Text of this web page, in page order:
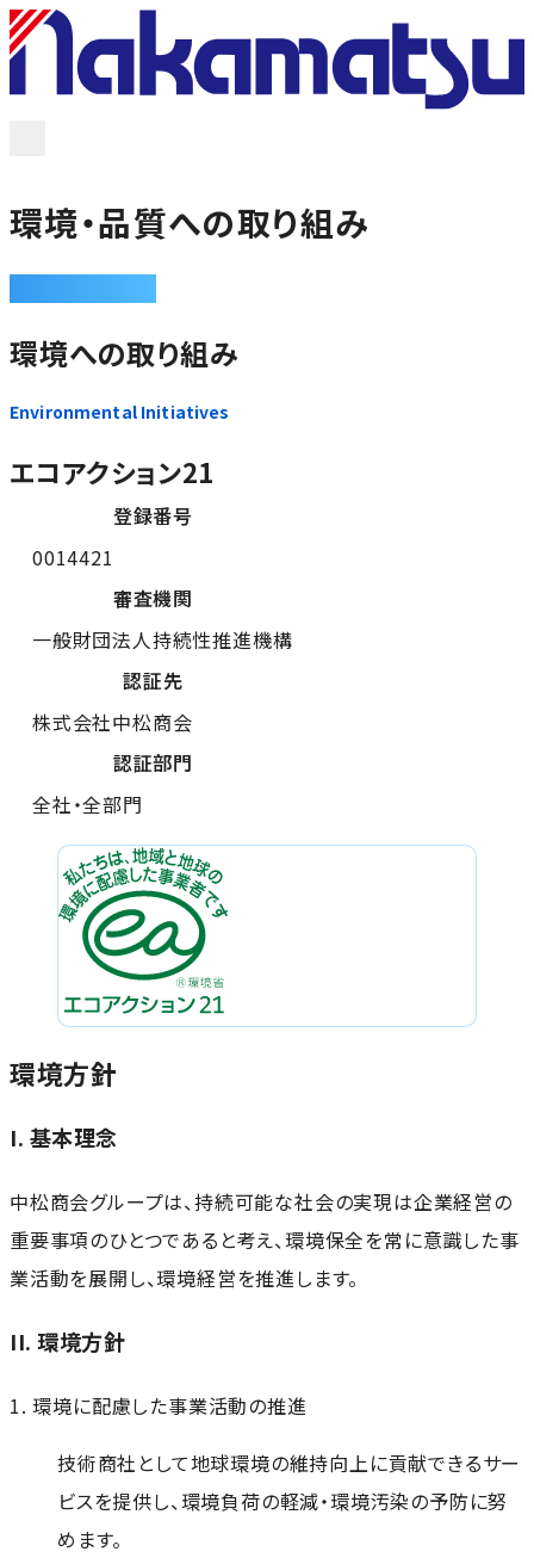
電子デバイス取扱製品
企業情報
お問い合わせ
環境・品質への取り組み
環境への取り組み
Environmental Initiatives
エコアクション21
登録番号
0014421
審査機関
一般財団法人持続性推進機構
認証先
株式会社中松商会
認証部門
全社・全部門
環境方針
I. 基本理念
中松商会グループは、持続可能な社会の実現は企業経営の
重要事項のひとつであると考え、環境保全を常に意識した事
業活動を展開し、環境経営を推進します。
II. 環境方針
1. 環境に配慮した事業活動の推進
技術商社として地球環境の維持向上に貢献できるサー
ビスを提供し、環境負荷の軽減・環境汚染の予防に努
めます。